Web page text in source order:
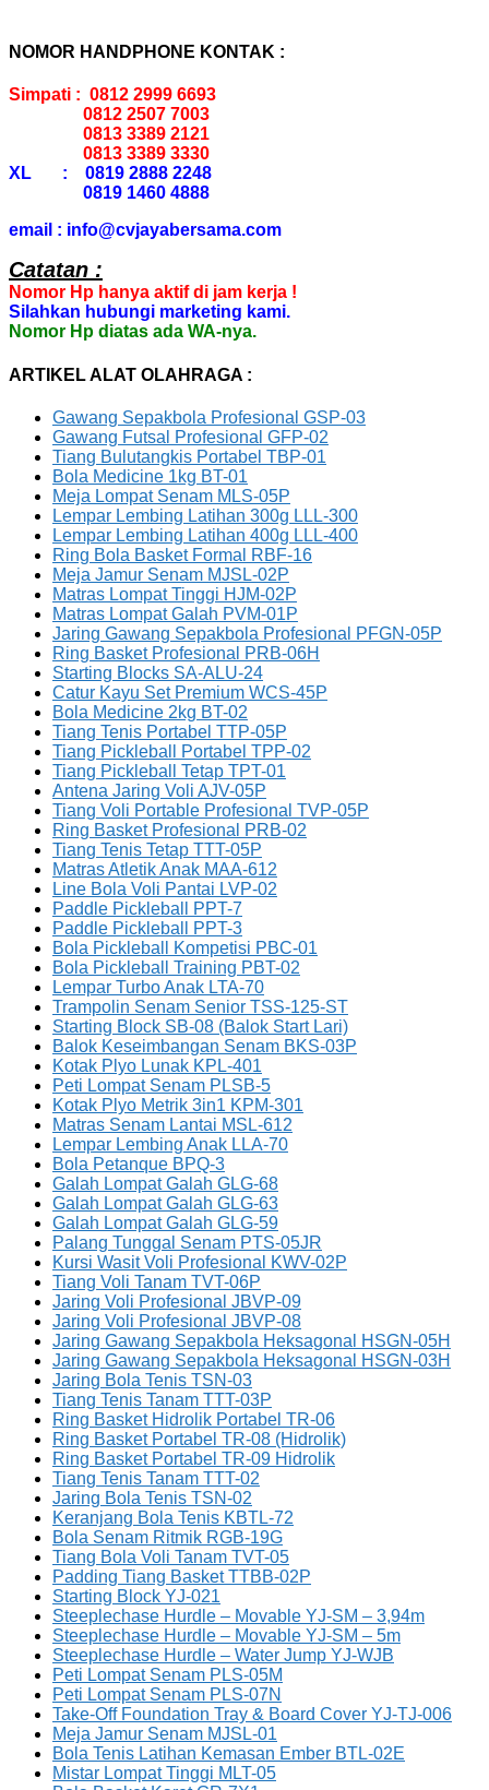
NOMOR HANDPHONE KONTAK :
Simpati : 0812 2999 6693
0812 2507 7003
0813 3389 2121
0813 3389 3330
XL : 0819 2888 2248
0819 1460 4888
email : info@cvjayabersama.com
Catatan :
Nomor Hp hanya aktif di jam kerja !
Silahkan hubungi marketing kami.
Nomor Hp diatas ada WA-nya.
ARTIKEL ALAT OLAHRAGA :
Gawang Sepakbola Profesional GSP-03
Gawang Futsal Profesional GFP-02
Tiang Bulutangkis Portabel TBP-01
Bola Medicine 1kg BT-01
Meja Lompat Senam MLS-05P
Lempar Lembing Latihan 300g LLL-300
Lempar Lembing Latihan 400g LLL-400
Ring Bola Basket Formal RBF-16
Meja Jamur Senam MJSL-02P
Matras Lompat Tinggi HJM-02P
Matras Lompat Galah PVM-01P
Jaring Gawang Sepakbola Profesional PFGN-05P
Ring Basket Profesional PRB-06H
Starting Blocks SA-ALU-24
Catur Kayu Set Premium WCS-45P
Bola Medicine 2kg BT-02
Tiang Tenis Portabel TTP-05P
Tiang Pickleball Portabel TPP-02
Tiang Pickleball Tetap TPT-01
Antena Jaring Voli AJV-05P
Tiang Voli Portable Profesional TVP-05P
Ring Basket Profesional PRB-02
Tiang Tenis Tetap TTT-05P
Matras Atletik Anak MAA-612
Line Bola Voli Pantai LVP-02
Paddle Pickleball PPT-7
Paddle Pickleball PPT-3
Bola Pickleball Kompetisi PBC-01
Bola Pickleball Training PBT-02
Lempar Turbo Anak LTA-70
Trampolin Senam Senior TSS-125-ST
Starting Block SB-08 (Balok Start Lari)
Balok Keseimbangan Senam BKS-03P
Kotak Plyo Lunak KPL-401
Peti Lompat Senam PLSB-5
Kotak Plyo Metrik 3in1 KPM-301
Matras Senam Lantai MSL-612
Lempar Lembing Anak LLA-70
Bola Petanque BPQ-3
Galah Lompat Galah GLG-68
Galah Lompat Galah GLG-63
Galah Lompat Galah GLG-59
Palang Tunggal Senam PTS-05JR
Kursi Wasit Voli Profesional KWV-02P
Tiang Voli Tanam TVT-06P
Jaring Voli Profesional JBVP-09
Jaring Voli Profesional JBVP-08
Jaring Gawang Sepakbola Heksagonal HSGN-05H
Jaring Gawang Sepakbola Heksagonal HSGN-03H
Jaring Bola Tenis TSN-03
Tiang Tenis Tanam TTT-03P
Ring Basket Hidrolik Portabel TR-06
Ring Basket Portabel TR-08 (Hidrolik)
Ring Basket Portabel TR-09 Hidrolik
Tiang Tenis Tanam TTT-02
Jaring Bola Tenis TSN-02
Keranjang Bola Tenis KBTL-72
Bola Senam Ritmik RGB-19G
Tiang Bola Voli Tanam TVT-05
Padding Tiang Basket TTBB-02P
Starting Block YJ-021
Steeplechase Hurdle – Movable YJ-SM – 3,94m
Steeplechase Hurdle – Movable YJ-SM – 5m
Steeplechase Hurdle – Water Jump YJ-WJB
Peti Lompat Senam PLS-05M
Peti Lompat Senam PLS-07N
Take-Off Foundation Tray & Board Cover YJ-TJ-006
Meja Jamur Senam MJSL-01
Bola Tenis Latihan Kemasan Ember BTL-02E
Mistar Lompat Tinggi MLT-05